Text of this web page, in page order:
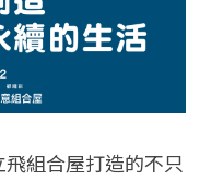
組合屋打造的不只